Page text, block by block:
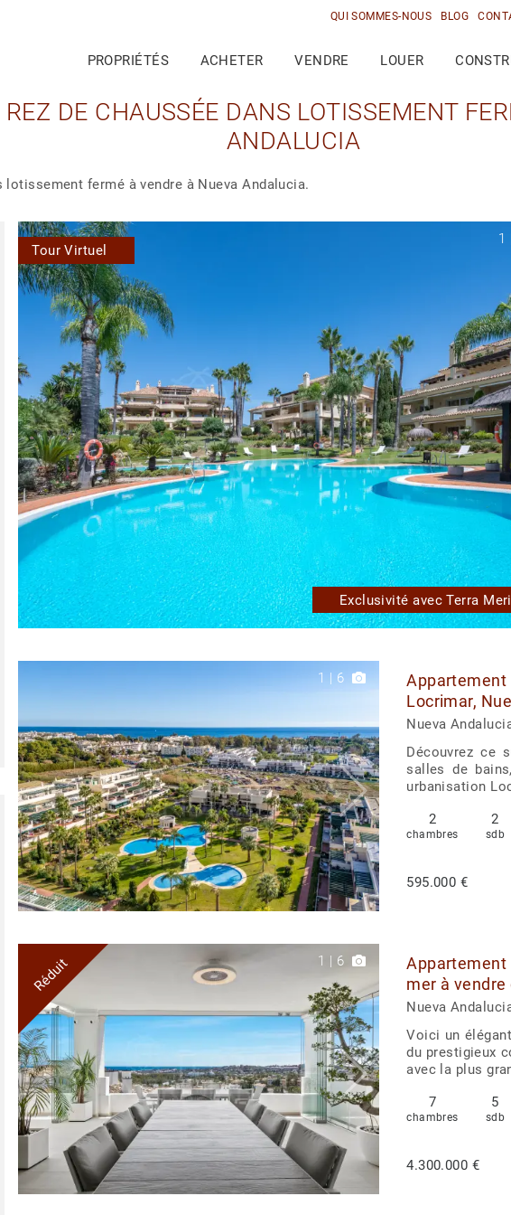
QUI SOMMES-NOUS BLOG
PROPRIÉTÉS ACHETER VENDRE LOUER
DE CHAUSSÉE DANS LOTISSEMENT
ANDALUCIA
fermé à vendre à Nueva Andalucia.
1
Exclusivité avec Terra
Tour Virtuel
1 | 6
Appartement
Locrimar,
Nueva
Découvrez ce
salles de
urbanisation
2
chambres
2
sdb
595.000 €
Réduit 1 | 6
Appartement
mer à vendre
Andalucia,
Nueva
Voici un
du prestigieux
avec la plus
7
chambres
5
sdb
4.300.000 €